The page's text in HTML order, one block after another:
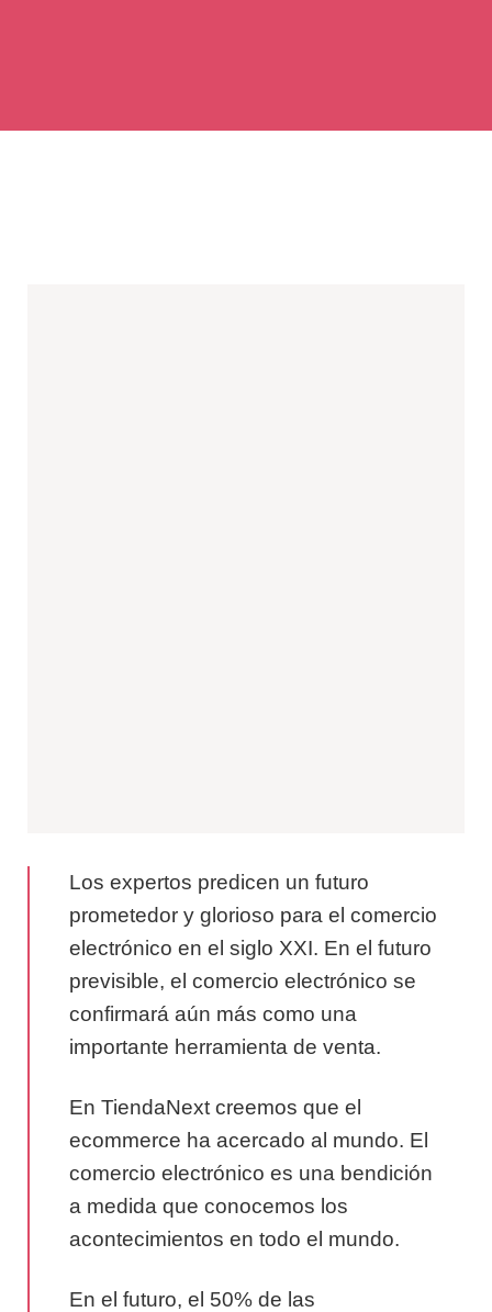
Los expertos predicen un futuro
prometedor y glorioso para el comercio
electrónico en el siglo XXI. En el futuro
previsible, el comercio electrónico se
confirmará aún más como una
importante herramienta de venta.
En TiendaNext creemos que el
ecommerce ha acercado al mundo. El
comercio electrónico es una bendición
a medida que conocemos los
acontecimientos en todo el mundo.
En el futuro, el 50% de las